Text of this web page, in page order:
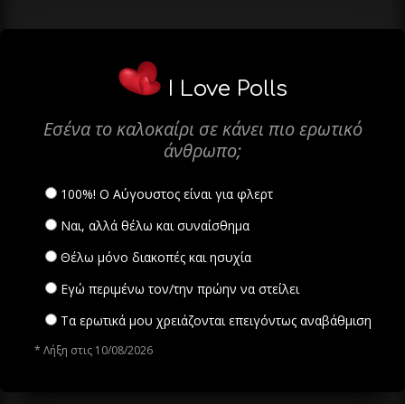
I Love Polls
Εσένα το καλοκαίρι σε κάνει πιο ερωτικό
άνθρωπο;
100%! Ο Αύγουστος είναι για φλερτ
Ναι, αλλά θέλω και συναίσθημα
Θέλω μόνο διακοπές και ησυχία
Εγώ περιμένω τον/την πρώην να στείλει
Τα ερωτικά μου χρειάζονται επειγόντως αναβάθμιση
* Λήξη στις 10/08/2026